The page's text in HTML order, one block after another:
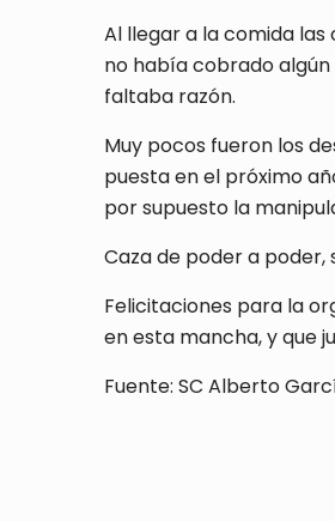
Al llegar a la comida
no había cobrado algún
faltaba razón.
Muy pocos fueron los
puesta en el próximo
por supuesto la
Caza de poder a poder,
Felicitaciones para la
en esta mancha, y que
Fuente: SC Alberto